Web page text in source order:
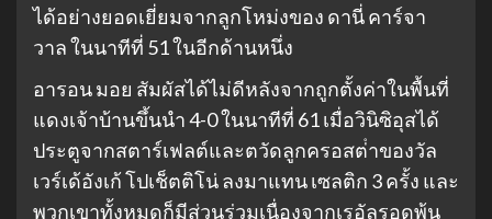
ได้อย่างยอดเยี่ยมจากลูกโหม่งของ ดานี่ คาร์จา
วาล ในนาทีที่ 51 ในอีกด้านหนึ่ง
อารอน มอย สัมผัสได้ไม่ดีหลังจากถูกตั้งค่าในพื้นที่
แดงเจ้าบ้านขึ้นนํา 4-0 ในนาทีที่ 61 เมื่อวินิซิอุสได้
ประตูจากสตาร์เฟลต์และตวัดลูกครอสต่ําของวัล
เวร์เด้อังเก้ โปเช็ตติโน่ ลงมาแทน เซลติก 3 ครั้ง และ
พวกเขาทั้งหมดก็มีส่วนร่วมเนื่องจากเรอัลรอดพ้น